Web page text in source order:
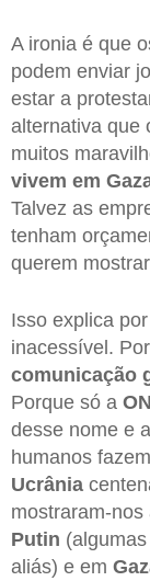
A ironia é que
podem enviar
estar a
alternativa que
muitos
vivem em
Talvez as
tenham
querem
Isso explica
inacessível.
comunicação
Porque só a
desse nome e
humanos
Ucrânia
mostraram-
Putin
aliás) e em